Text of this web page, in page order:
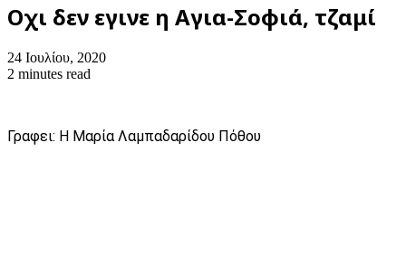
Οχι δεν εγινε η Αγια-Σοφιά, τζαμί
24 Ιουλίου, 2020
2 minutes read
Γραφει: Η Μαρία Λαμπαδαρίδου Πόθου